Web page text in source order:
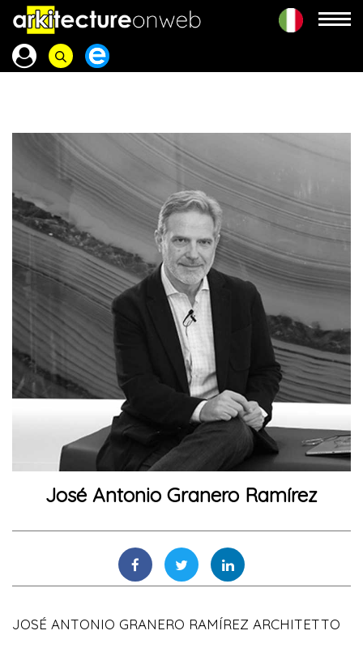
José Antonio Granero Ramírez
JOSÉ ANTONIO GRANERO RAMÍREZ ARCHITETTO